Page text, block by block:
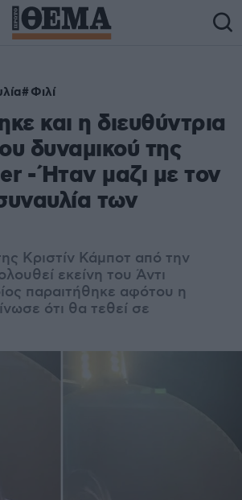
Φιλί
και η διευθύντρια
δυναμικού της
- Ήταν μαζι με τον
των
Κριστίν Κάμποτ από την
εκείνη του Άντι
παραιτήθηκε αφότου η
ότι θα τεθεί σε